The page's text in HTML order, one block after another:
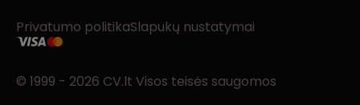
Privatumo politikaSlapukų nustatymai
© 1999 - 2026 CV.lt Visos teisės saugomos